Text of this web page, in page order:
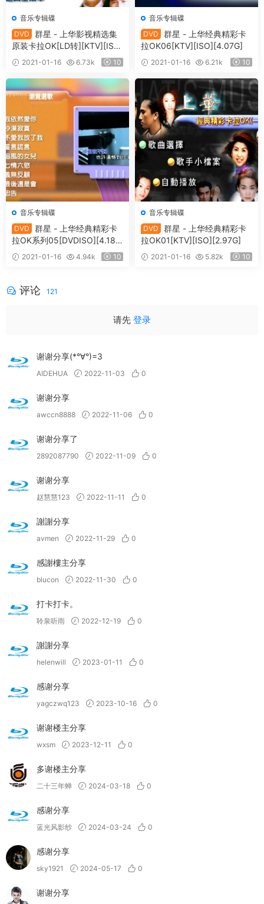
音乐专辑碟
DVD
群星 - 上华影视精选集
原装卡拉OK[LD转][KTV][ISO]
[7.6GB]
2021-01-16 6.73k 10
音乐专辑碟
DVD
群星 - 上华经典精彩卡
拉OK06[KTV][ISO][4.07G]
2021-01-16 6.21k 10
音乐专辑碟
DVD
群星 - 上华经典精彩卡
拉OK系列05[DVDISO][4.18
G] 2021-01-16 4.94k 10
音乐专辑碟
DVD
群星 - 上华经典精彩卡
拉OK01[KTV][ISO][2.97G]
2021-01-16 5.82k 10
评论 121
请先 登录
谢谢分享(*°∀°)=3
AIDEHUA 2022-11-03 0
谢谢分享
awccn8888 2022-11-06 0
谢谢分享了
2892087790 2022-11-09 0
谢谢分享
赵慧慧123 2022-11-11 0
謝謝分享
avmen 2022-11-29 0
感謝樓主分享
blucon 2022-11-30 0
打卡打卡。
聆泉听雨 2022-12-19 0
謝謝分享
helenwill 2023-01-11 0
感谢分享
yagczwq123 2023-10-16 0
谢谢楼主分享
wxsm 2023-12-11 0
多谢楼主分享
二十三年蝉 2024-03-18 0
感谢分享
蓝光风影纱 2024-03-24 0
感谢分享
sky1921 2024-05-17 0
谢谢分享